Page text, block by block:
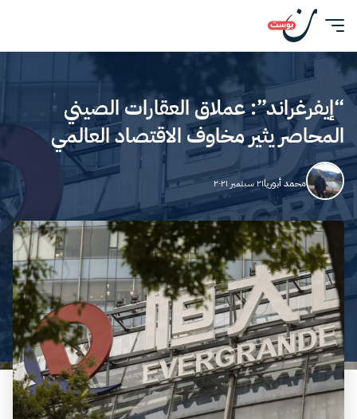
“إيفرغراند”: عملاق العقارات الصيني
المحاصر يثير مخاوف الاقتصاد العالمي
محمد أبوريا٢١ سبتمبر ٢٠٢١